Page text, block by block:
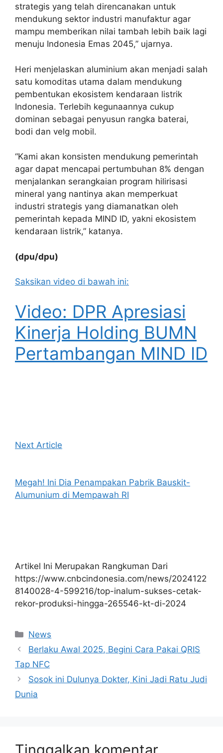
strategis yang telah direncanakan untuk
mendukung sektor industri manufaktur agar
mampu memberikan nilai tambah lebih baik lagi
menuju Indonesia Emas 2045,” ujarnya.
Heri menjelaskan aluminium akan menjadi salah
satu komoditas utama dalam mendukung
pembentukan ekosistem kendaraan listrik
Indonesia. Terlebih kegunaannya cukup
dominan sebagai penyusun rangka baterai,
bodi dan velg mobil.
“Kami akan konsisten mendukung pemerintah
agar dapat mencapai pertumbuhan 8% dengan
menjalankan serangkaian program hilirisasi
mineral yang nantinya akan memperkuat
industri strategis yang diamanatkan oleh
pemerintah kepada MIND ID, yakni ekosistem
kendaraan listrik,” katanya.
(dpu/dpu)
Saksikan video di bawah ini:
Video: DPR Apresiasi
Kinerja Holding BUMN
Pertambangan MIND ID
Next Article
Megah! Ini Dia Penampakan Pabrik Bauskit-
Alumunium di Mempawah RI
Artikel Ini Merupakan Rangkuman Dari
https://www.cnbcindonesia.com/news/2024122
8140028-4-599216/top-inalum-sukses-cetak-
rekor-produksi-hingga-265546-kt-di-2024
Kategori
News
Berlaku Awal 2025, Begini Cara Pakai QRIS
Tap NFC
Sosok ini Dulunya Dokter, Kini Jadi Ratu Judi
Dunia